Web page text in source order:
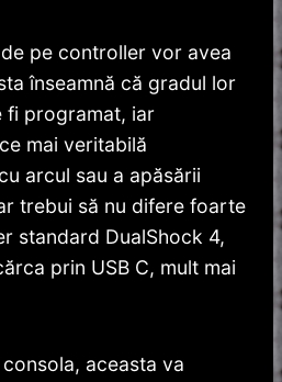
pe controller vor avea
înseamnă că gradul lor
fi programat, iar
mai veritabilă
arcul sau a apăsării
trebui să nu difere foarte
standard DualShock 4,
prin USB C, mult mai
aceasta va